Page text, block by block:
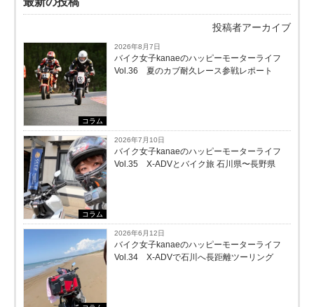
投稿者アーカイブ
コラム
2026年8月7日
バイク女子kanaeのハッピーモーターライフ
Vol.36 夏のカブ耐久レース参戦レポート
コラム
2026年7月10日
バイク女子kanaeのハッピーモーターライフ
Vol.35 X-ADVとバイク旅 石川県〜長野県
2026年6月12日
バイク女子kanaeのハッピーモーターライフ
Vol.34 X-ADVで石川へ長距離ツーリング